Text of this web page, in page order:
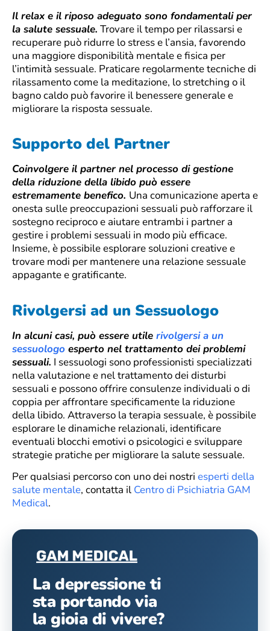
Il relax e il riposo adeguato sono fondamentali per
la salute sessuale. Trovare il tempo per rilassarsi e
recuperare può ridurre lo stress e l’ansia, favorendo
una maggiore disponibilità mentale e fisica per
l’intimità sessuale. Praticare regolarmente tecniche di
rilassamento come la meditazione, lo stretching o il
bagno caldo può favorire il benessere generale e
migliorare la risposta sessuale.
Supporto del Partner
Coinvolgere il partner nel processo di gestione
della riduzione della libido può essere
estremamente benefico. Una comunicazione aperta e
onesta sulle preoccupazioni sessuali può rafforzare il
sostegno reciproco e aiutare entrambi i partner a
gestire i problemi sessuali in modo più efficace.
Insieme, è possibile esplorare soluzioni creative e
trovare modi per mantenere una relazione sessuale
appagante e gratificante.
Rivolgersi ad un Sessuologo
In alcuni casi, può essere utile rivolgersi a un
sessuologo esperto nel trattamento dei problemi
sessuali. I sessuologi sono professionisti specializzati
nella valutazione e nel trattamento dei disturbi
sessuali e possono offrire consulenze individuali o di
coppia per affrontare specificamente la riduzione
della libido. Attraverso la terapia sessuale, è possibile
esplorare le dinamiche relazionali, identificare
eventuali blocchi emotivi o psicologici e sviluppare
strategie pratiche per migliorare la salute sessuale.
Per qualsiasi percorso con uno dei nostri esperti della
salute mentale, contatta il Centro di Psichiatria GAM
Medical.
La depressione ti
sta portando via
la gioia di vivere?